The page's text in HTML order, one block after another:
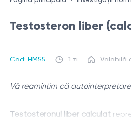
Testosteron liber
Cod: HM55 1 zi Valabilă
Vă reamintim că
Testosteronul liber calculat